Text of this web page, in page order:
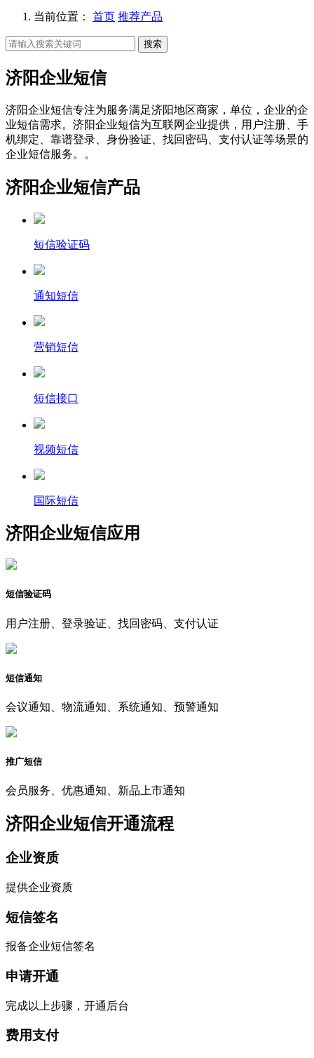
当前位置： 首页 推荐产品
搜索
济阳企业短信
济阳企业短信专注为服务满足济阳地区商家，单位，企业的企
业短信需求。济阳企业短信为互联网企业提供，用户注册、手
机绑定、靠谱登录、身份验证、找回密码、支付认证等场景的
企业短信服务。。
济阳企业短信产品
短信验证码
通知短信
营销短信
短信接口
视频短信
国际短信
济阳企业短信应用
短信验证码
用户注册、登录验证、找回密码、支付认证
短信通知
会议通知、物流通知、系统通知、预警通知
推广短信
会员服务、优惠通知、新品上市通知
济阳企业短信开通流程
企业资质
提供企业资质
短信签名
报备企业短信签名
申请开通
完成以上步骤，开通后台
费用支付